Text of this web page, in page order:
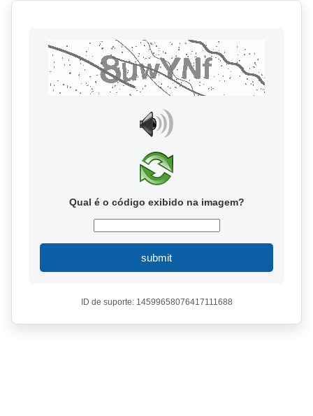
Qual é o código exibido na imagem?
submit
ID de suporte: 14599658076417111688